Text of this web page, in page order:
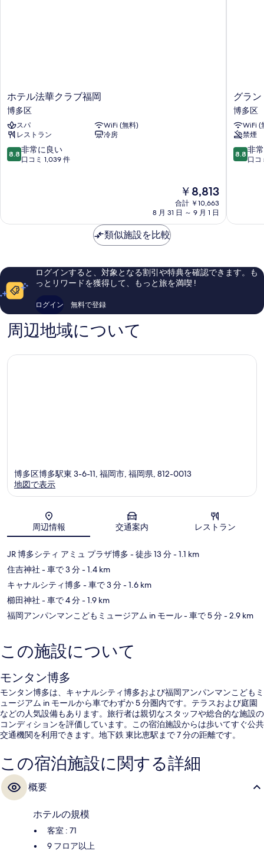
表
示
す
る
ホ
テ
ル
法
華
ク
ラ
区
ホテル法華クラブ福岡
博多区
スパ
WiFi (無料)
レストラン
冷房
10
段
に
コ
1,039
件
口
コ
8.8 非常に良い
口コミ 1,039 件
現
在
の
￥8,813
合計 ￥10,663
8 月 31 日 ～ 9 月 1 日
グ
ラ
ン
ド
ベ
ー
ス
区
グラ
博多区
WiFi (
禁煙
10
段
に
コ
ミ
8.8 非
口コ
類似施設を比較
ログインすると、対象となる割引や特典を確認できます。も
っとリワードを獲得して、もっと旅を満喫 !
ログイン 無料で登録
周辺地域について
地図
博多区博多駅東 3-6-11, 福岡市, 福岡県, 812-0013
地図で表示
周辺情報 交通案内 レストラン
JR 博多シティ アミュ プラザ博多 - 徒歩 13 分- 1.1 km
住吉神社 - 車で 3 分- 1.4 km
キャナルシティ博多 - 車で 3 分- 1.6 km
櫛田神社 - 車で 4 分- 1.9 km
福岡アンパンマンこどもミュージアム in モール- 車で 5 分- 2.9 km
この施設について
モンタン博多
モンタン博多は、キャナルシティ博多および福岡アンパンマンこどもミ
ュージアム in モールから車でわずか 5 分圏内です。テラスおよび庭園
などの人気設備もあります。旅行者は親切なスタッフや総合的な施設の
コンディションを評価しています。この宿泊施設からは歩いてすぐ公共
交通機関を利用できます。地下鉄 東比恵駅まで 7 分の距離です。
この宿泊施設に関する詳細
概要
ホテルの規模
客室 : 71
9 フロア以上